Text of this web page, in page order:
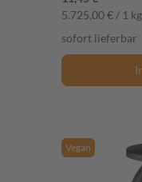
5.725,00 € / 1 kg
sofort lieferbar
Vegan